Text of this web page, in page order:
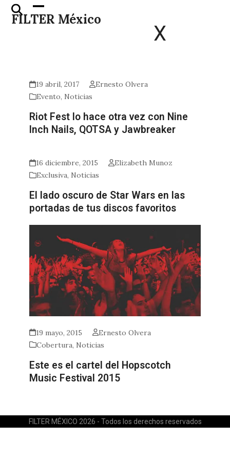
Skip
FILTER México
Open
mobile
Close
mobile
X
19 abril, 2017
Ernesto Olvera
Evento, Noticias
Riot Fest lo hace otra vez con Nine
Inch Nails, QOTSA y Jawbreaker
16 diciembre, 2015
Elizabeth Munoz
Exclusiva, Noticias
El lado oscuro de Star Wars en las
portadas de tus discos favoritos
19 mayo, 2015
Ernesto Olvera
Cobertura, Noticias
Este es el cartel del Hopscotch
Music Festival 2015
FILTER MÉXICO 2026 - Todos los derechos reservados